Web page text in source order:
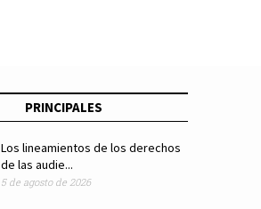
PRINCIPALES
Los lineamientos de los derechos
de las audie...
5 de agosto de 2026